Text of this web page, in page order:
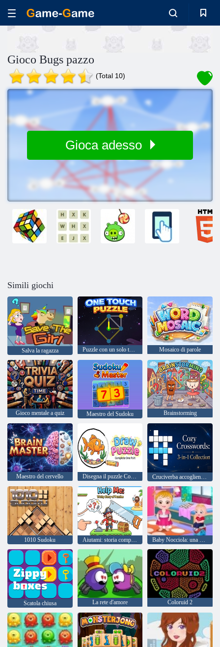
Gioco Bugs pazzo
(Total 10)
Gioca adesso
Simili giochi
Salva la ragazza Puzzle con un solo tocco Mosaico di parole
Gioco mentale a quiz Maestro del Sudoku Brainstorming
Maestro del cervello Disegna il puzzle Completa una parte Cruciverba accoglienti: raccolta 3 in 1
1010 Sudoku Aiutami: storia complicata di enigmi Baby Nocciola: una giornata nella scuola materna
Scatola chiusa La rete d'amore Coloruid 2